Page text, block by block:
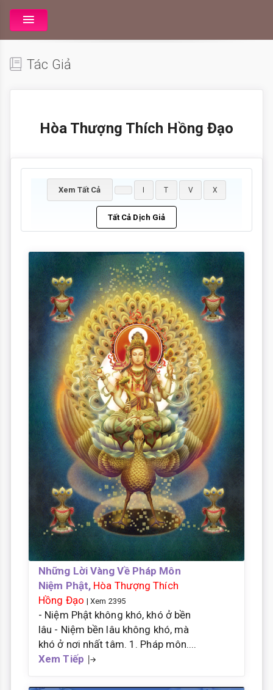
Tác Giả
Hòa Thượng Thích Hồng Đạo
Xem Tất Cả I T V X
Tất Cả Dịch Giả
Những Lời Vàng Về Pháp Môn
Niệm Phật, Hòa Thượng Thích
Hồng Đạo | Xem 2395
- Niệm Phật không khó, khó ở bền
lâu - Niệm bền lâu không khó, mà
khó ở nơi nhất tâm. 1. Pháp môn....
Xem Tiếp